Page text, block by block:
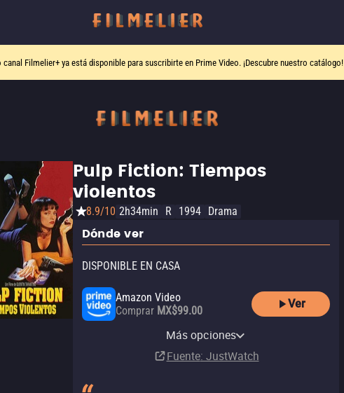
canal Filmelier+ya está disponible para suscribirte en Prime Video. ¡Descubre nuestro catálogo!
Pulp Fiction: Tiempos
violentos
8.9/10 2h34min R 1994 Drama
Dónde ver
DISPONIBLE EN CASA
Amazon Video
Comprar MX$99.00
Ver
Netflix
Suscripción
Apple TV Store
MX$129.00
YouTube
Paramount Plus
Suscripción
Claro video
MX$173.00
Paramount+ Amazon
SuscripciónMás opciones
Fuente: JustWatch